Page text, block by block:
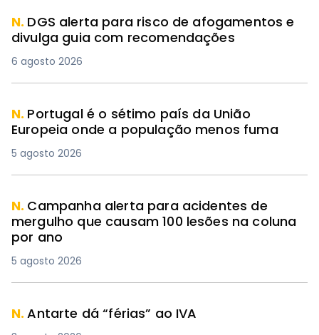
N. DGS alerta para risco de afogamentos e
divulga guia com recomendações
6 agosto 2026
N. Portugal é o sétimo país da União
Europeia onde a população menos fuma
5 agosto 2026
N. Campanha alerta para acidentes de
mergulho que causam 100 lesões na coluna
por ano
5 agosto 2026
N.Antarte dá “férias” ao IVA